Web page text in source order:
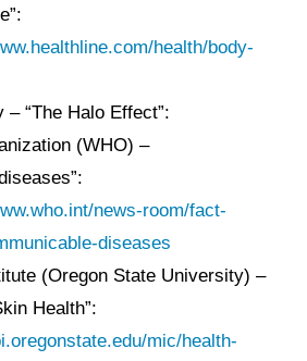
health/body-
“The Halo Effect”:
(WHO) –
news-room/fact-
diseases
(Oregon State University) –
Health”:
mic/health-